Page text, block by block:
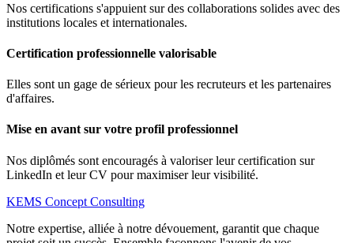
Nos certifications s'appuient sur des collaborations solides avec des
institutions locales et internationales.
Certification professionnelle valorisable
Elles sont un gage de sérieux pour les recruteurs et les partenaires
d'affaires.
Mise en avant sur votre profil professionnel
Nos diplômés sont encouragés à valoriser leur certification sur
LinkedIn et leur CV pour maximiser leur visibilité.
KEMS Concept Consulting
Notre expertise, alliée à notre dévouement, garantit que chaque